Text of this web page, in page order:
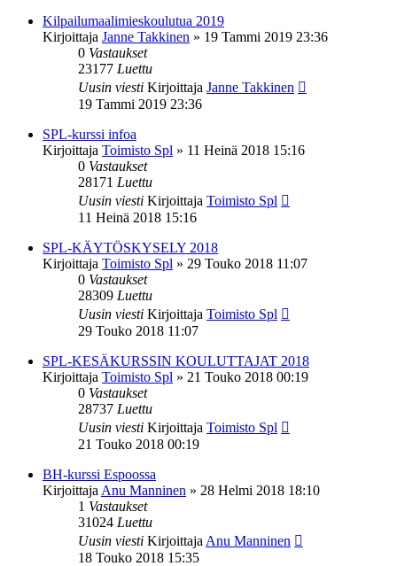
Kilpailumaalimieskoulutua 2019
Kirjoittaja Janne Takkinen » 19 Tammi 2019 23:36
0 Vastaukset
23177 Luettu
Uusin viesti Kirjoittaja Janne Takkinen
19 Tammi 2019 23:36
SPL-kurssi infoa
Kirjoittaja Toimisto Spl » 11 Heinä 2018 15:16
0 Vastaukset
28171 Luettu
Uusin viesti Kirjoittaja Toimisto Spl
11 Heinä 2018 15:16
SPL-KÄYTÖSKYSELY 2018
Kirjoittaja Toimisto Spl » 29 Touko 2018 11:07
0 Vastaukset
28309 Luettu
Uusin viesti Kirjoittaja Toimisto Spl
29 Touko 2018 11:07
SPL-KESÄKURSSIN KOULUTTAJAT 2018
Kirjoittaja Toimisto Spl » 21 Touko 2018 00:19
0 Vastaukset
28737 Luettu
Uusin viesti Kirjoittaja Toimisto Spl
21 Touko 2018 00:19
BH-kurssi Espoossa
Kirjoittaja Anu Manninen » 28 Helmi 2018 18:10
1 Vastaukset
31024 Luettu
Uusin viesti Kirjoittaja Anu Manninen
18 Touko 2018 15:35